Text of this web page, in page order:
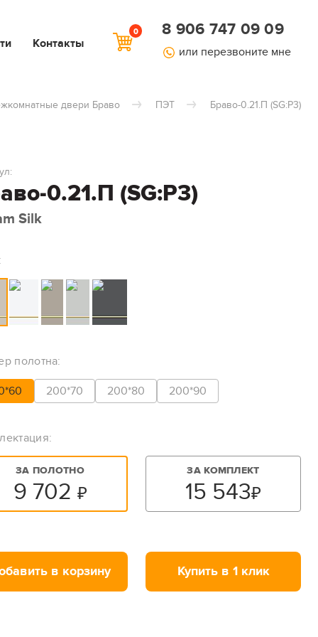
Контакты
0 8 906 747 09 09
или перезвоните мне
двери Браво ПЭТ Браво-0.21.П (SG:P3)
0.21.П (SG:P3)
Silk
полотна:
200*70 200*80 200*90
ЗА ПОЛОТНО
9 702 ₽
ЗА КОМПЛЕКТ
15 543₽
в корзину Купить в 1 клик